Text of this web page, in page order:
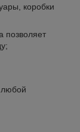
коробки
позволяет
любой